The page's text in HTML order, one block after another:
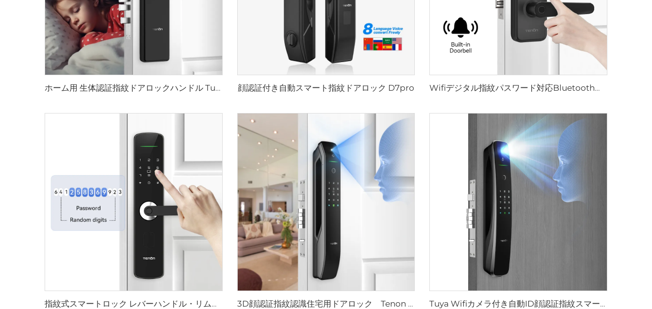
ホーム用 生体認証指紋ドアロックハンドル Tuya T15 顔認証付き自動スマート指紋ドアロック D7pro Wifiデジタル指紋パスワード対応Bluetoothドアハンドル Tenon K8
指紋式スマートロック レバーハンドル・リムピン・カード付き テノンE3 3D顔認証指紋認識住宅用ドアロック Tenon A6 Pro Tuya Wifiカメラ付き自動ID顔認証指紋スマートロック Tenon A9 Pro